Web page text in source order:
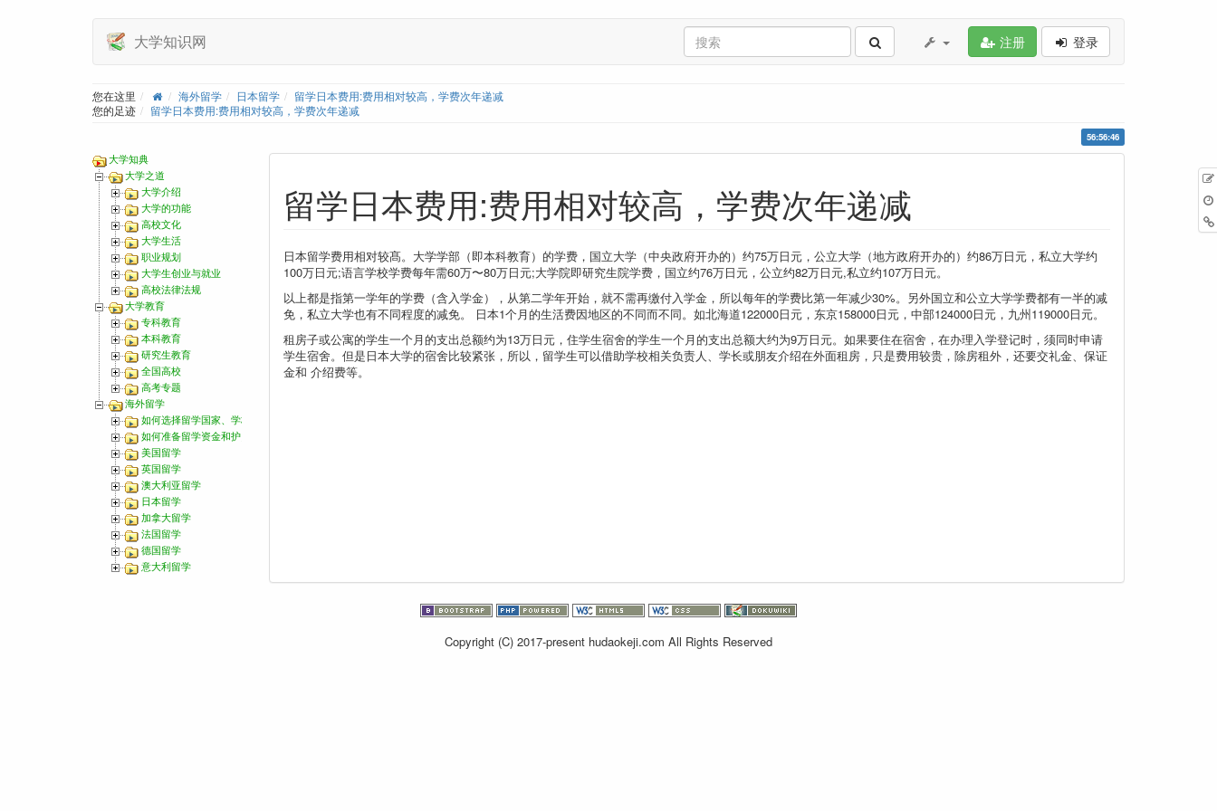
大学知识网 注册 登录
您在这里 海外留学 日本留学
留学日本费用:费用相对较高，学费次年递减
您的足迹
留学日本费用:费用相对较高，学费次年递减
56:56:46
大学知典
大学之道
大学介绍
大学的功能
高校文化
大学生活
职业规划
大学生创业与就业
高校法律法规
大学教育
专科教育
本科教育
研究生教育
全国高校
高考专题
海外留学
如何选择留学国家、学校和专业？
如何准备留学资金和护照办理
美国留学
英国留学
澳大利亚留学
日本留学
加拿大留学
法国留学
德国留学
意大利留学
留学日本费用:费用相对较高，学费次年递减
日本留学费用相对较髙。大学学部（即本科教育）的学费，国立大学（中央政府开办的）约75万日元，公立大学（地方政府开办的）约86万日元，私立大学约
100万日元;语言学校学费每年需60万〜80万日元;大学院即研究生院学费，国立约76万日元，公立约82万日元,私立约107万日元。
以上都是指第一学年的学费（含入学金），从第二学年开始，就不需再缴付入学金，所以每年的学费比第一年减少30%。另外国立和公立大学学费都有一半的减
免，私立大学也有不同程度的减免。 日本1个月的生活费因地区的不同而不同。如北海道122000日元，东京158000日元，中部124000日元，九州119000日元。
租房子或公寓的学生一个月的支出总额约为13万日元，住学生宿舍的学生一个月的支出总额大约为9万日元。如果要住在宿舍，在办理入学登记时，须同时申请
学生宿舍。但是日本大学的宿舍比较紧张，所以，留学生可以借助学校相关负责人、学长或朋友介绍在外面租房，只是费用较贵，除房租外，还要交礼金、保证
金和 介绍费等。
Copyright (C) 2017-present hudaokeji.com All Rights Reserved